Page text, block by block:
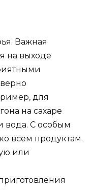
Важная
на выходе
для
на сахаре
вода. С особым
всем продуктам.
или